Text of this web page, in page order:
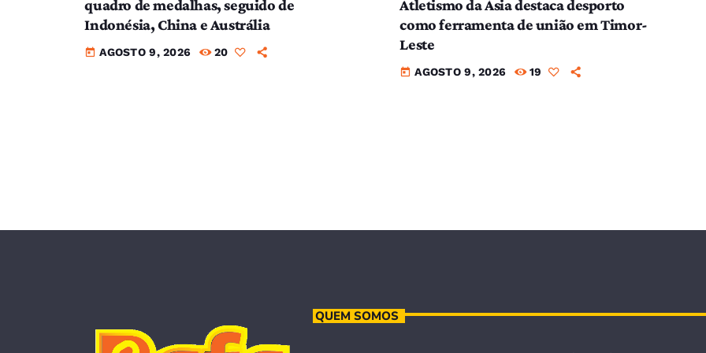
quadro de medalhas, seguido de
Indonésia, China e Austrália
today AGOSTO 9, 2026 20
Atletismo da Ásia destaca desporto
como ferramenta de união em Timor-
Leste
today AGOSTO 9, 2026 19
QUEM SOMOS